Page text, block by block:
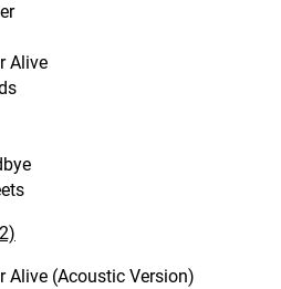
Alive
Alive (Acoustic Version)